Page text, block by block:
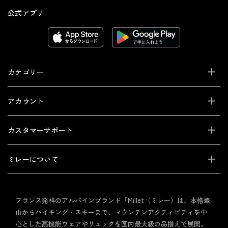
公式アプリ
カテゴリー
アカウント
カスタマーサポート
ミレーについて
フランス発祥のアルパインブランド「Millet（ミレー）は、本格登
山からハイキング・スキーまで、マウンテンアクティビティを中
心とした高機能ウェアやリュックを国内最大級の品揃えで展開。